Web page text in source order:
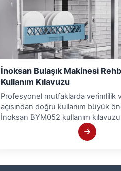
İnoksan Bulaşık Makinesi
Kullanım Kılavuzu
Profesyonel mutfaklarda verimlilik
açısından doğru kullanım büyük
İnoksan BYM052 kullanım
kurulumundan günlük bakımına
adım adım açıklar. Bu rehber
bulaşık makinesi performansını